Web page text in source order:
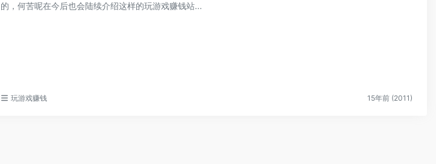
的，何苦呢在今后也会陆续介绍这样的玩游戏赚钱站...
玩游戏赚钱 15年前 (2011)